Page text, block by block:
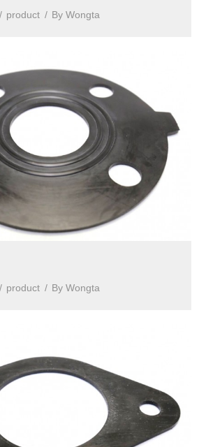
product By Wongta
product By Wongta